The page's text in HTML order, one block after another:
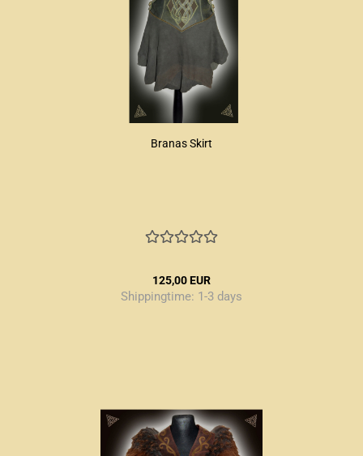
Branas Skirt
125,00 EUR
Shippingtime: 1-3 days